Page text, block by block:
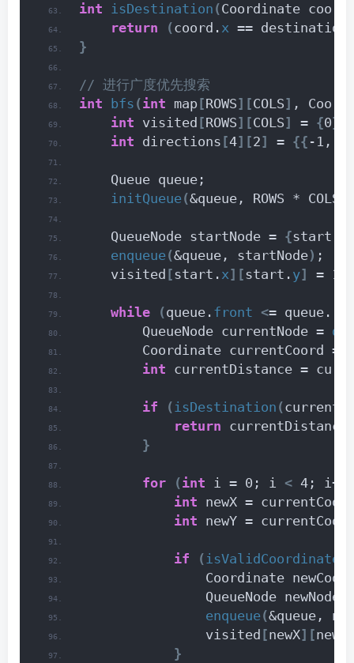
int isDestination (Coordinate
return
(coord. x ==
}
// 进行广度优先搜索
int
bfs (int map [ROWS][COLS] ,
int visited [ROWS][COLS] = {0}
int directions [4][2] = {{ -1, 0
    Queue queue;
initQueue(&queue, ROWS * COLS
    QueueNode startNode =
{start,
enqueue(&queue, startNode) ;
    visited
[start. x][start. y] = 1;
while (queue. front <= queue.
        QueueNode currentNode =
Coordinate currentCoord =
int currentDistance =
if (isDestination (
return
}
for (int i = 0; i < 4; i++
int newX =
int newY =
if (isValidCoordinate
Coordinate
QueueNode newNode
enqueue(&queue,
                visited
[newX][newY
}